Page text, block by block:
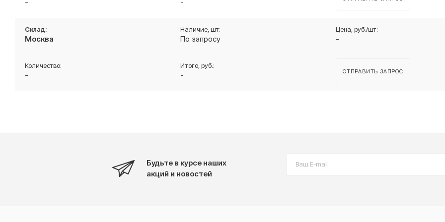
- -
Москва По запросу -
- - ОТПРАВИТЬ ЗАПРОС
Будьте в курсе наших
акций и новостей